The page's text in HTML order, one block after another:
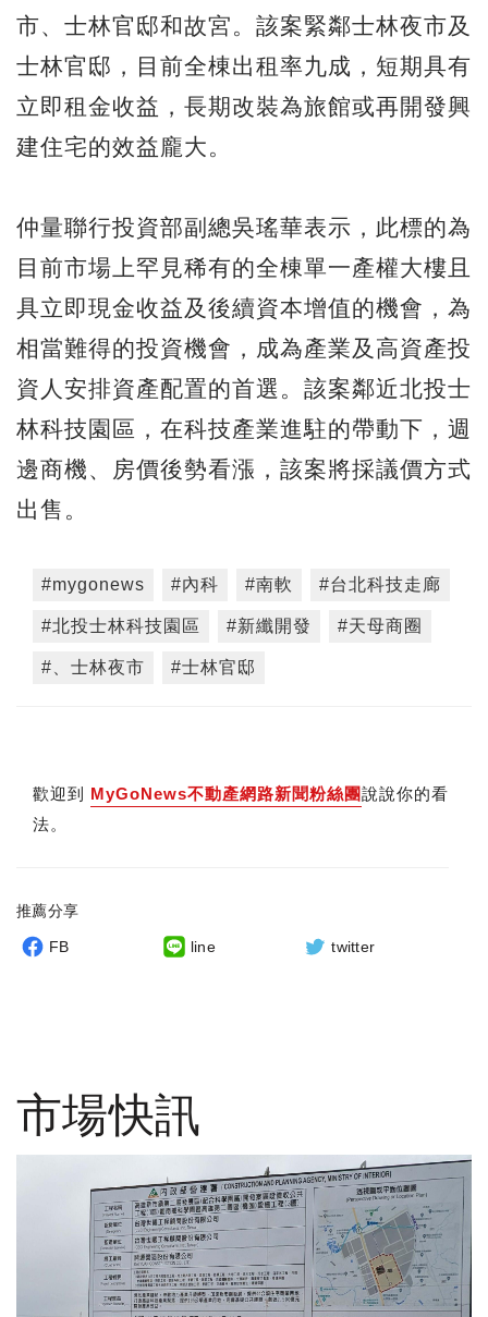
市、士林官邸和故宮。該案緊鄰士林夜市及
士林官邸，目前全棟出租率九成，短期具有
立即租金收益，長期改裝為旅館或再開發興
建住宅的效益龐大。
仲量聯行投資部副總吳瑤華表示，此標的為
目前市場上罕見稀有的全棟單一產權大樓且
具立即現金收益及後續資本增值的機會，為
相當難得的投資機會，成為產業及高資產投
資人安排資產配置的首選。該案鄰近北投士
林科技園區，在科技產業進駐的帶動下，週
邊商機、房價後勢看漲，該案將採議價方式
出售。
#mygonews #內科 #南軟 #台北科技走廊
#北投士林科技園區 #新纖開發 #天母商圈
#、士林夜市 #士林官邸
歡迎到 MyGoNews不動產網路新聞粉絲團說說你的看
法。
推薦分享
FB line twitter
市場快訊